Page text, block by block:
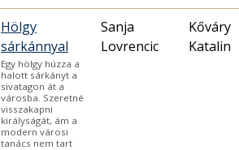
Hölgy
sárkánnyal
Egy hölgy húzza a
halott sárkányt a
sivatagon át a
városba. Szeretné
visszakapni
királyságát, ám a
modern városi
tanács nem tart
Sanja
Lovrencic
Kőváry
Katalin